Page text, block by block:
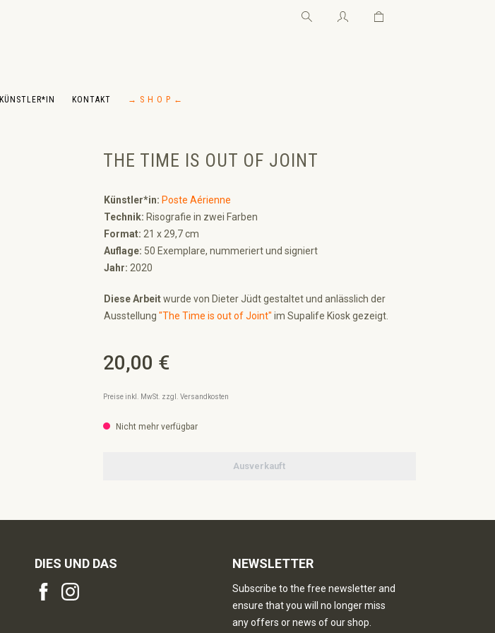
Warenkorb enthält 0
KÜNSTLER*IN KONTAKT → S H O P ←
THE TIME IS OUT OF JOINT
Künstler*in: Poste Aérienne
Technik: Risografie in zwei Farben
Format: 21 x 29,7 cm
Auflage: 50 Exemplare, nummeriert und signiert
Jahr: 2020
Diese Arbeitwurde von Dieter Jüdt gestaltet und anlässlich der
Ausstellung "The Time is out of Joint" im Supalife Kiosk gezeigt.
Regulärer Preis:
20,00 €
Preise inkl. MwSt. zzgl. Versandkosten
Nicht mehr verfügbar
Ausverkauft
DIES UND DAS NEWSLETTER
Subscribe to the free newsletter and
ensure that you will no longer miss
any offers or news of our shop.